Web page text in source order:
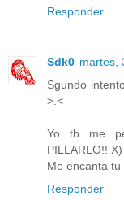
Responder
Sdk0 martes,
Sgundo
>.<
Yo tb me
PILLARLO!! X)
Me encanta
Responder